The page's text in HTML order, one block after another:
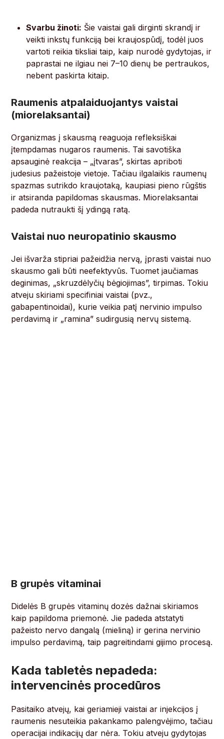
Svarbu žinoti: Šie vaistai gali dirginti skrandį ir
veikti inkstų funkciją bei kraujospūdį, todėl juos
vartoti reikia tiksliai taip, kaip nurodė gydytojas, ir
paprastai ne ilgiau nei 7–10 dienų be pertraukos,
nebent paskirta kitaip.
Raumenis atpalaiduojantys vaistai
(miorelaksantai)
Organizmas į skausmą reaguoja refleksiškai
įtempdamas nugaros raumenis. Tai savotiška
apsauginė reakcija – „įtvaras”, skirtas apriboti
judesius pažeistoje vietoje. Tačiau ilgalaikis raumenų
spazmas sutrikdo kraujotaką, kaupiasi pieno rūgštis
ir atsiranda papildomas skausmas. Miorelaksantai
padeda nutraukti šį ydingą ratą.
Vaistai nuo neuropatinio skausmo
Jei išvarža stipriai pažeidžia nervą, įprasti vaistai nuo
skausmo gali būti neefektyvūs. Tuomet jaučiamas
deginimas, „skruzdėlyčių bėgiojimas”, tirpimas. Tokiu
atveju skiriami specifiniai vaistai (pvz.,
gabapentinoidai), kurie veikia patį nervinio impulso
perdavimą ir „ramina” sudirgusią nervų sistemą.
B grupės vitaminai
Didelės B grupės vitaminų dozės dažnai skiriamos
kaip papildoma priemonė. Jie padeda atstatyti
pažeisto nervo dangalą (mieliną) ir gerina nervinio
impulso perdavimą, taip pagreitindami gijimo procesą.
Kada tabletės nepadeda:
intervencinės procedūros
Pasitaiko atvejų, kai geriamieji vaistai ar injekcijos į
raumenis nesuteikia pakankamo palengvėjimo, tačiau
operacijai indikacijų dar nėra. Tokiu atveju gydytojas